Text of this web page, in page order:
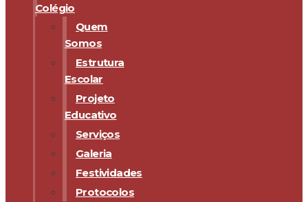
Colégio
Quem
Somos
Estrutura
Escolar
Projeto
Educativo
Serviços
Galeria
Festividades
Protocolos